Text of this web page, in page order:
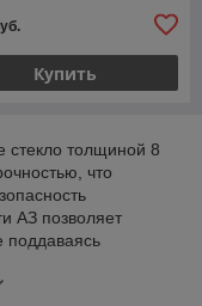
Купить
стекло толщиной 8
что
АЗ позволяет
поддаваясь
что увеличивает